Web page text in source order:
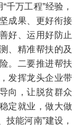
万工程”经验，
成果、更好衔接
好、运用好防止
、精准帮扶的及
。二要推进帮扶
发挥龙头企业带
向，让脱贫群众
定就业，做大做
技能河南”建设，